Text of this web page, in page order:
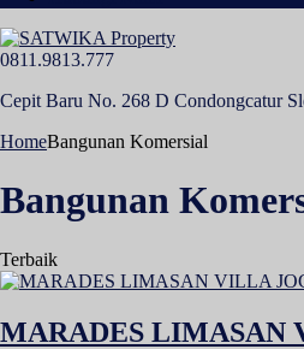
0811.9813.777
Cepit Baru No. 268 D Condongcatur
HomeBangunan Komersial
Bangunan
Terbaik
MARADES LIMASAN